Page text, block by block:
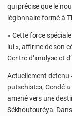
qui précise que le
légionnaire formé à
« Cette force
lui », affirme de son
Centre d’analyse et
Actuellement détenu
putschistes, Condé
amené vers une
Sékhoutouréya.